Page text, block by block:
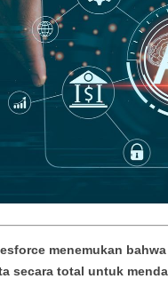
menemukan
secara total untuk